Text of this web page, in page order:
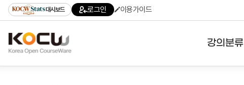
기
기
기
content)
가
대시보드 로그인 이용가이드
강의분류